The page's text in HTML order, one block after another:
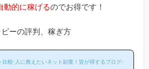
動的に稼げるのでお得です！
ーの評判、稼ぎ方
比較-人に教えたいネット副業！皆が得するブログ-